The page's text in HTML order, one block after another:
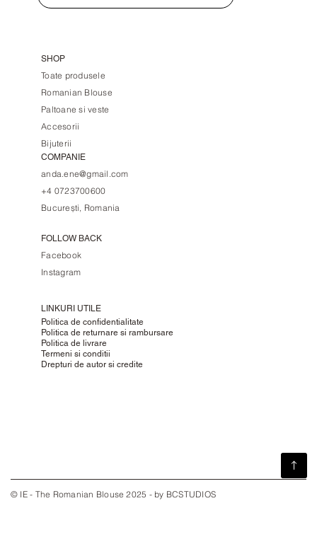
SHOP
Toate produsele
Romanian Blouse
Paltoane si veste
Accesorii
Bijuterii
COMPANIE
anda.ene@gmail.com
+4 0723700600
București, Romania
FOLLOW BACK
Facebook
Instagram
LINKURI UTILE
Politica de confidentialitate
Politica de returnare si rambursare
Politica de livrare
Termeni si conditii
Drepturi de autor si credite
© IE - The Romanian Blouse 2025 - by BCSTUDIOS